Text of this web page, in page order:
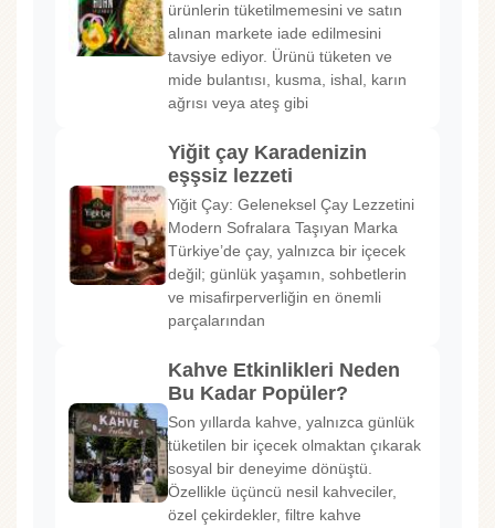
ürünlerin tüketilmemesini ve satın
alınan markete iade edilmesini
tavsiye ediyor. Ürünü tüketen ve
mide bulantısı, kusma, ishal, karın
ağrısı veya ateş gibi
Yiğit çay Karadenizin
eşşsiz lezzeti
Yiğit Çay: Geleneksel Çay Lezzetini
Modern Sofralara Taşıyan Marka
Türkiye’de çay, yalnızca bir içecek
değil; günlük yaşamın, sohbetlerin
ve misafirperverliğin en önemli
parçalarından
Kahve Etkinlikleri Neden
Bu Kadar Popüler?
Son yıllarda kahve, yalnızca günlük
tüketilen bir içecek olmaktan çıkarak
sosyal bir deneyime dönüştü.
Özellikle üçüncü nesil kahveciler,
özel çekirdekler, filtre kahve